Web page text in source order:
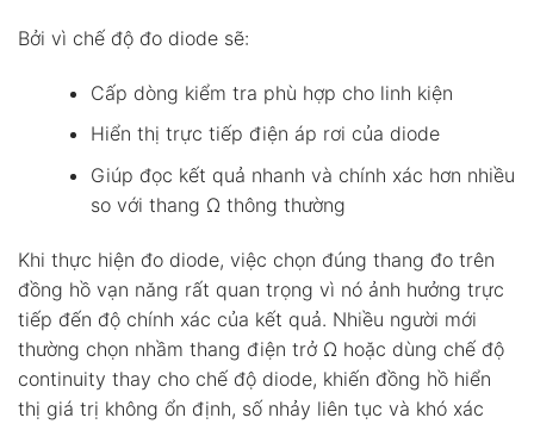
Bởi vì chế độ đo diode sẽ:
Cấp dòng kiểm tra phù hợp cho linh kiện
Hiển thị trực tiếp điện áp rơi của diode
Giúp đọc kết quả nhanh và chính xác hơn nhiều
so với thang Ω thông thường
Khi thực hiện đo diode, việc chọn đúng thang đo trên
đồng hồ vạn năng rất quan trọng vì nó ảnh hưởng trực
tiếp đến độ chính xác của kết quả. Nhiều người mới
thường chọn nhầm thang điện trở Ω hoặc dùng chế độ
continuity thay cho chế độ diode, khiến đồng hồ hiển
thị giá trị không ổn định, số nhảy liên tục và khó xác